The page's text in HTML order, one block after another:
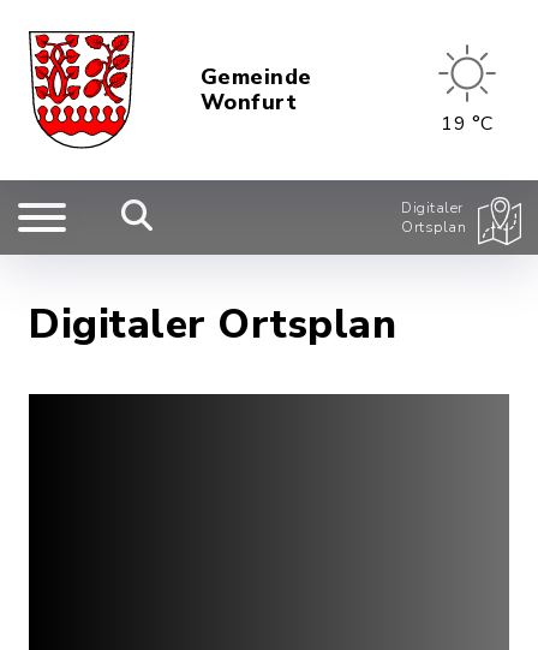
Gemeinde
Wonfurt
19 °C
Digitaler
Ortsplan
Digitaler Ortsplan